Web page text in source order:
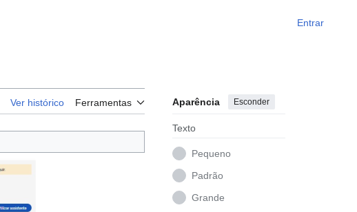
Entrar
Ver histórico Ferramentas Aparência Esconder
Texto
Pequeno
Padrão
Grande